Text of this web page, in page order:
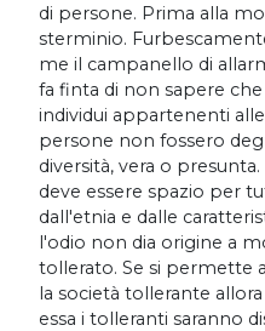
di persone. Prima alla
sterminio.
me il campanello di
fa finta di non sapere
individui appartenenti
persone non fossero
diversità, vera o
deve essere spazio per
dall'etnia e dalle
l'odio non dia origine a
tollerato. Se si permette
la società tollerante
essa i tolleranti saranno